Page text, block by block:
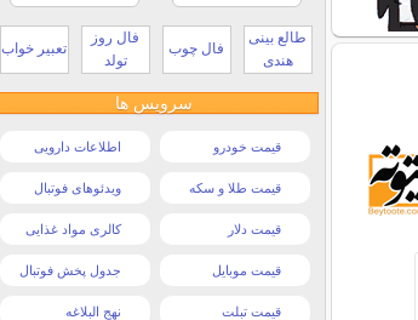
طالع بینی
هندی
فال چوب
فال روز
تولد
تعبیر خواب
سرویس ها
قیمت خودرو اطلاعات دارویی
قیمت طلا و سکه ویدئوهای فوتبال
قیمت دلار کالری مواد غذایی
قیمت موبایل جدول پخش فوتبال
قیمت تبلت نهج البلاغه